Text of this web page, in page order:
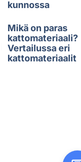
kunnossa
Mikä on paras
kattomateriaali?
Vertailussa eri
kattomateriaalit